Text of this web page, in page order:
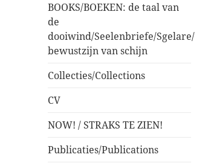
BOOKS/BOEKEN: de taal van
de
dooiwind/Seelenbriefe/Sgelare/
bewustzijn van schijn
Collecties/Collections
CV
NOW! / STRAKS TE ZIEN!
Publicaties/Publications